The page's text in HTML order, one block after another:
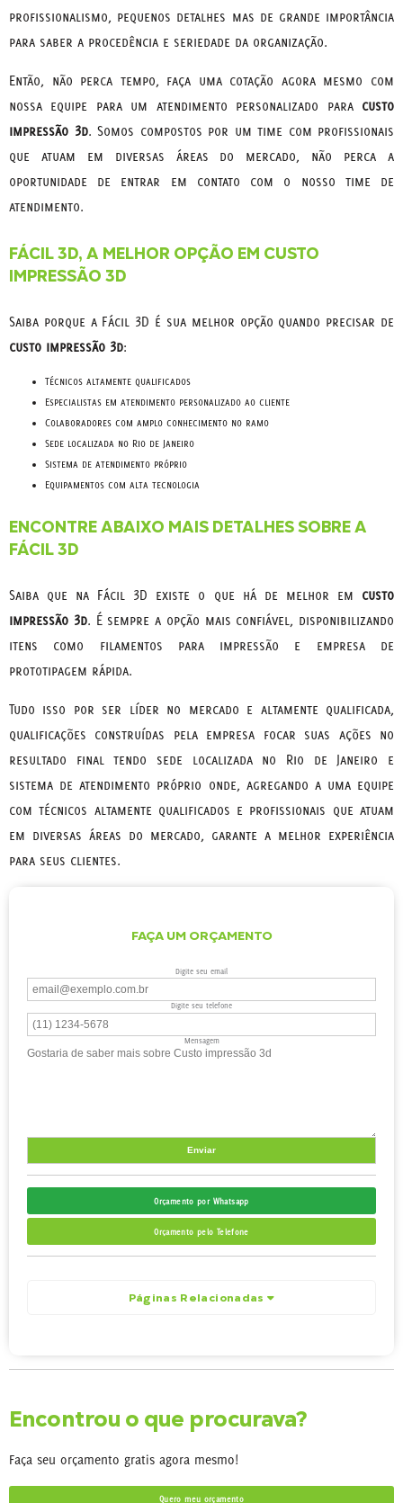
profissionalismo, pequenos detalhes mas de grande importância
para saber a procedência e seriedade da organização.
Então, não perca tempo, faça uma cotação agora mesmo com
nossa equipe para um atendimento personalizado para custo
impressão 3d. Somos compostos por um time com profissionais
que atuam em diversas áreas do mercado, não perca a
oportunidade de entrar em contato com o nosso time de
atendimento.
FÁCIL 3D, A MELHOR OPÇÃO EM CUSTO
IMPRESSÃO 3D
Saiba porque a Fácil 3D é sua melhor opção quando precisar de
custo impressão 3d:
técnicos altamente qualificados
especialistas em atendimento personalizado ao cliente
colaboradores com amplo conhecimento no ramo
sede localizada no Rio de Janeiro
sistema de atendimento próprio
equipamentos com alta tecnologia
ENCONTRE ABAIXO MAIS DETALHES SOBRE A
FÁCIL 3D
Saiba que na Fácil 3D existe o que há de melhor em custo
impressão 3d. É sempre a opção mais confiável, disponibilizando
itens como filamentos para impressão e empresa de
prototipagem rápida.
Tudo isso por ser líder no mercado e altamente qualificada,
qualificações construídas pela empresa focar suas ações no
resultado final tendo sede localizada no Rio de Janeiro e
sistema de atendimento próprio onde, agregando a uma equipe
com técnicos altamente qualificados e profissionais que atuam
em diversas áreas do mercado, garante a melhor experiência
para seus clientes.
FAÇA UM ORÇAMENTO
Digite seu email
Digite seu telefone
Mensagem
Orçamento por Whatsapp
Orçamento pelo Telefone
Páginas Relacionadas
Encontrou o que procurava?
Faça seu orçamento gratis agora mesmo!
Quero meu orçamento